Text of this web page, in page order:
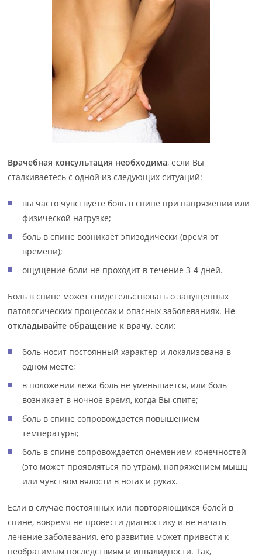
Врачебная консультация необходима, если Вы
сталкиваетесь с одной из следующих ситуаций:
вы часто чувствуете боль в спине при напряжении или
физической нагрузке;
боль в спине возникает эпизодически (время от
времени);
ощущение боли не проходит в течение 3-4 дней.
Боль в спине может свидетельствовать о запущенных
патологических процессах и опасных заболеваниях. Не
откладывайте обращение к врачу, если:
боль носит постоянный характер и локализована в
одном месте;
в положении лёжа боль не уменьшается, или боль
возникает в ночное время, когда Вы спите;
боль в спине сопровождается повышением
температуры;
боль в спине сопровождается онемением конечностей
(это может проявляться по утрам), напряжением мышц
или чувством вялости в ногах и руках.
Если в случае постоянных или повторяющихся болей в
спине, вовремя не провести диагностику и не начать
лечение заболевания, его развитие может привести к
необратимым последствиям и инвалидности. Так,